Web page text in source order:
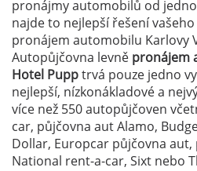
pronájmy automobilů od
najde to nejlepší řešení
pronájem automobilu Karlovy
Autopůjčovna levně pronájem
Hotel Pupptrvá pouze jedno
nejlepší, nízkonákladové a
více než 550 autopůjčoven
car, půjčovna aut Alamo,
Dollar, Europcar půjčovna
National rent-a-car, Sixt nebo